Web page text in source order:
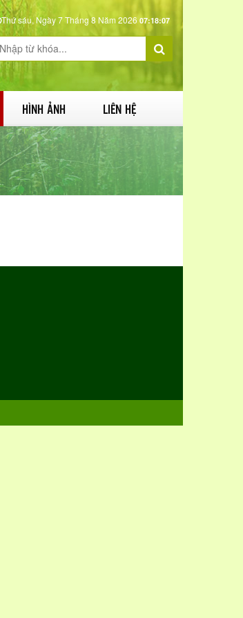
Thứ sáu, Ngày 7 Tháng 8 Năm 2026 07:18:07
HÌNH ẢNH LIÊN HỆ